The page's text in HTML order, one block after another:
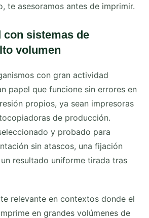
te asesoramos antes de imprimir.
sistemas de
volumen
con gran actividad
papel que funcione sin errores en
propios, ya sean impresoras
de producción.
y probado para
sin atascos, una fijación
resultado uniforme tirada tras
relevante en contextos donde el
en grandes volúmenes de